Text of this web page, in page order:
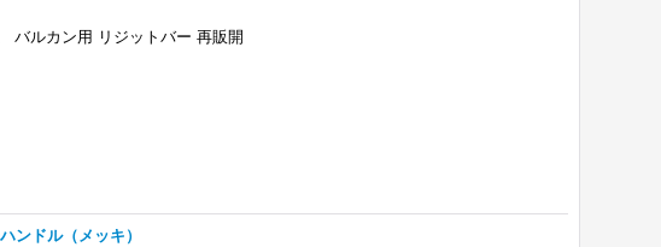
バルカン用 リジットバー 再販開
ンドル（メッキ）